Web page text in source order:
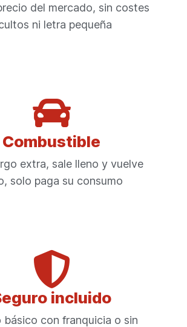
del mercado, sin costes
ni letra pequeña
Combustible
extra, sale lleno y vuelve
solo paga su consumo
incluido
básico con franquicia o sin